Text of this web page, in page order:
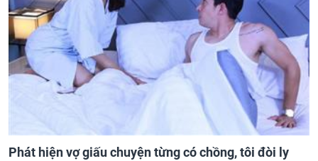
Phát hiện vợ giấu chuyện từng có chồng, tôi đòi ly